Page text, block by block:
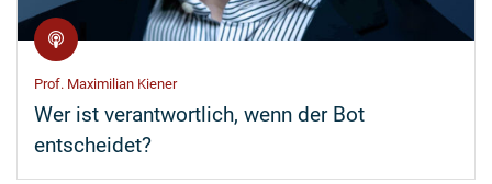
Prof. Maximilian Kiener
Wer ist verantwortlich, wenn der Bot
entscheidet?